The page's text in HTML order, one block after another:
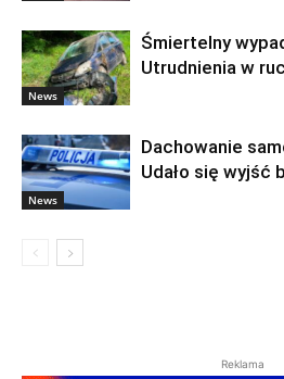
News
Śmiertelny
Utrudnienia w
News
Dachowanie
Udało się wyjść
Reklama